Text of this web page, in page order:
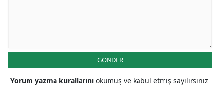
GÖNDER
Yorum yazma kurallarını okumuş ve kabul etmiş sayılırsınız